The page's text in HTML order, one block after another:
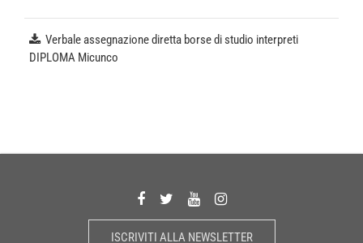
Verbale assegnazione diretta borse di studio interpreti
DIPLOMA Micunco
ISCRIVITI ALLA NEWSLETTER